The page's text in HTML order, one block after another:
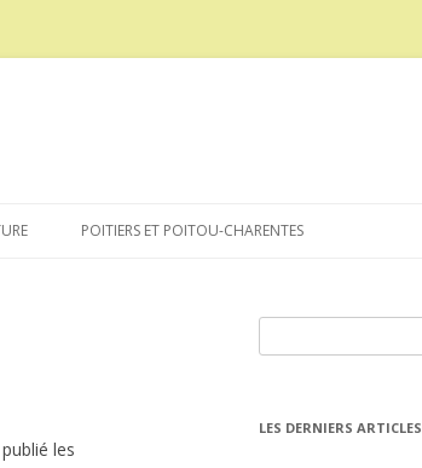
POITIERS ET POITOU-CHARENTES
les
LES DERNIERS ARTICLES